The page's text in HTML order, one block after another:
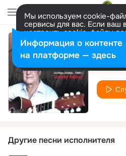
Мы используем cookie-
сервисы для вас. Если ваш
настроить cookie-файлы
представитель. Больше
Разрешить все
Другие песни исполнителя
Информация о контенте
на платформе — здесь